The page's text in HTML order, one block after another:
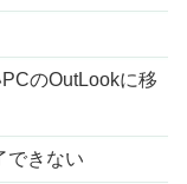
のOutLookに移
できない